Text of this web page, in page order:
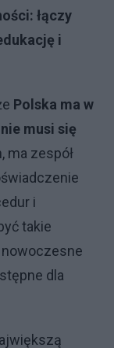
łączy
i
Polska ma w
musi się
ma zespół
i
takie
nowoczesne
dla